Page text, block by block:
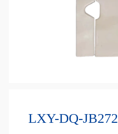
LXY-DQ-JB272